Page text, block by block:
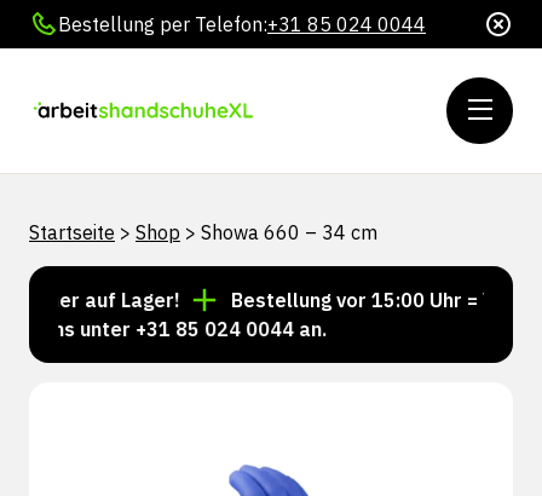
Bestellung per Telefon:+31 85 024 0044
Startseite > Shop > Showa 660 – 34 cm
auf Lager!
Bestellung vor 15:00 Uhr =
uns unter +31 85 024 0044 an.